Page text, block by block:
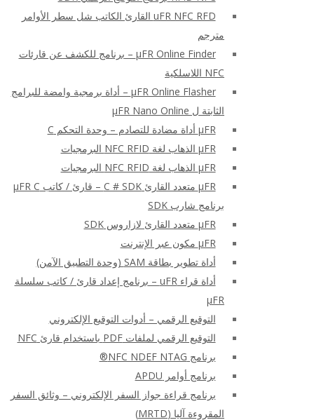
uFR NFC RFD القارئ الكاتب شل سطر الأوامر
مترجم
μFR Online Finder – برنامج للكشف عن قارئات
NFC اللاسلكية
μFR Online Flasher – أداة برمجية وامضة للبرامج
الثابتة ل μFR Nano Online
μFR أداة مضادة للتصادم – وحدة التحكم C
μFR الذهاب لغة NFC RFID البرمجيات
μFR الذهاب لغة NFC RFID البرمجيات
μFR متعدد القارئ C # SDK – قارئ / كاتب μFR C
برنامج شارب SDK
μFR متعدد القارئ لازاروس SDK
μFR مكون عبر الإنترنت
أداة تطوير بطاقة SAM (وحدة التطبيق الآمن)
أداة قراء uFR – برنامج إعداد قارئ / كاتب سلسلة
μFR
التوقيع الرقمي – أدوات التوقيع الإلكتروني
التوقيع الرقمي لملفات PDF باستخدام قارئ NFC
برنامج NFC NDEF NTAG®
برنامج أوامر APDU
برنامج قراءة جواز السفر الإلكتروني – وثائق السفر
المقروءة آليا (MRTD)